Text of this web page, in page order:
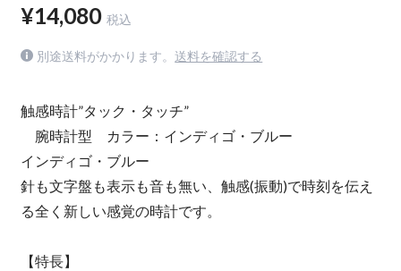
¥14,080 税込
別途送料がかかります。 送料を確認する
触感時計”タック・タッチ”
腕時計型 カラー：インディゴ・ブルー
インディゴ・ブルー
針も文字盤も表示も音も無い、触感(振動)で時刻を伝え
る全く新しい感覚の時計です。
【特長】